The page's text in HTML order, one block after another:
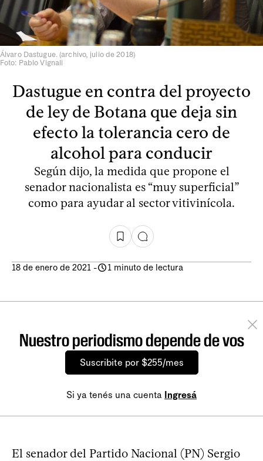
Álvaro Dastugue. (archivo, julio de 2018)
Foto: Pablo Vignali
Dastugue en contra del proyecto
de ley de Botana que deja sin
efecto la tolerancia cero de
alcohol para conducir
Según dijo, la medida que propone el
senador nacionalista es “muy superficial”
como para ayudar al sector vitivinícola.
18 de enero de 2021 - 1 minuto de lectura
Nuestro periodismo depende de vos
Suscribite por $255/mes
Si ya tenés una cuenta Ingresá
El senador del Partido Nacional (PN) Sergio